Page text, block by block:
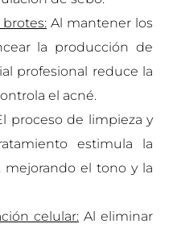
Al mantener los
la producción de
profesional reduce la
el acné.
proceso de limpieza y
estimula la
mejorando el tono y la
celular: Al eliminar